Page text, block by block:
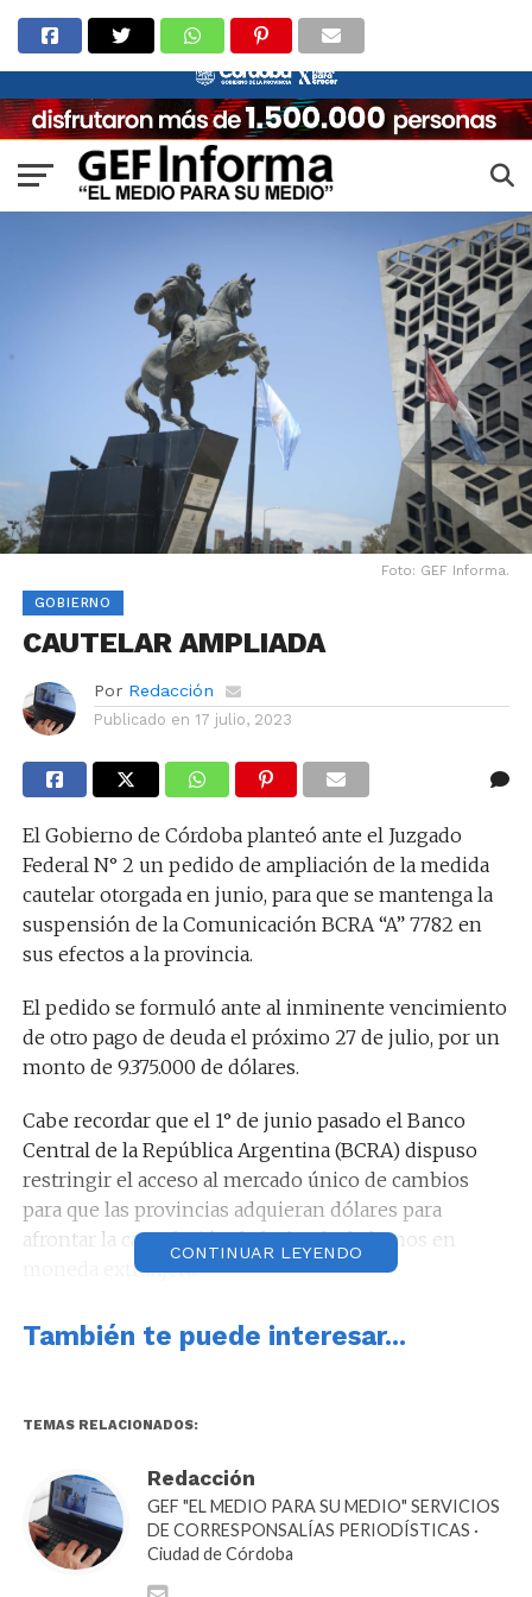
Foto: GEF Informa.
GOBIERNO
CAUTELAR AMPLIADA
Por Redacción
Publicado en 17 julio, 2023
El Gobierno de Córdoba planteó ante el Juzgado
Federal N° 2 un pedido de ampliación de la medida
cautelar otorgada en junio, para que se mantenga la
suspensión de la Comunicación BCRA “A” 7782 en
sus efectos a la provincia.
El pedido se formuló ante al inminente vencimiento
de otro pago de deuda el próximo 27 de julio, por un
monto de 9.375.000 de dólares.
Cabe recordar que el 1° de junio pasado el Banco
Central de la República Argentina (BCRA) dispuso
restringir el acceso al mercado único de cambios
para que las provincias adquieran dólares para
afrontar la cancelación de la deuda de bonos en
moneda extranjera.
Esto motivó la acción de amparo de Córdoba ante el
Juez Federal N° 2 de esta ciudad, quien la acogió y
deuda el 12 de junio.
CONTINUAR LEYENDO
También te puede interesar...
TEMAS RELACIONADOS:
Redacción
GEF "EL MEDIO PARA SU MEDIO" SERVICIOS
DE CORRESPONSALÍAS PERIODÍSTICAS ·
Ciudad de Córdoba